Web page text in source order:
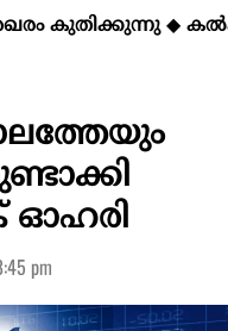
കുതിക്കുന്നു◆
ഓഹരി
pm